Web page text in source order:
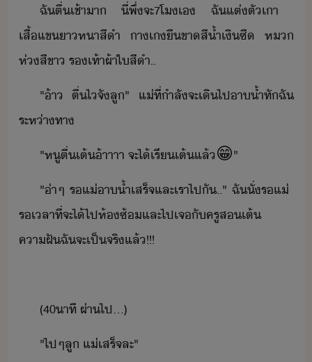
ฉั​ตื่​เช้า​า​ ​ี่​พึ่​จะ​7​โ​เ​ ​ฉั​แต่ตั​เา​ ​
เสื้แขา​หา​สีำ​ ​าเี​ขา​สี้ำเิ​ซี​ ​ห​
ห่​สีขา​ ​รเท้าผ้าใ​สีำ​..
"​้า​ ​ตื่​ไ​จั​ลู​"​ ​แ่​ที่​ำลัจะ​เิ​ไป​า้ำ​ทั​ฉั​
ระห่าทา
"​หู​ตื่เต้​้าาาา​ ​จะ​ไ้​เรี​เต้​แล้​😁"
"​่า​ๆ​ ​ร​แ่​า้ำ​เสร็จ​และ​เรา​ไป​ั​..​"​ ​ฉั​ั่​ร​แ่​ ​
รเลา​ที่จะ​ไ้​ไป​ห้​ซ้​และ​ไป​เจ​ั​ครู​ส​เต้​ ​
คาฝั​ฉั​จะ​เป็จริ​แล้​!​!​!
(​40​าที​ ​ผ่า​ไป​...)
"​ไป​ๆ​ลู​ ​แ่​เสร็จ​ละ​"